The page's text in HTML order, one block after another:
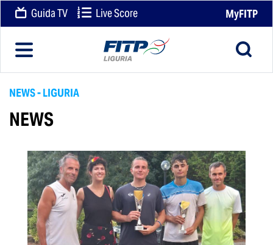
Guida TV Live Score MyFITP
NEWS - LIGURIA
NEWS